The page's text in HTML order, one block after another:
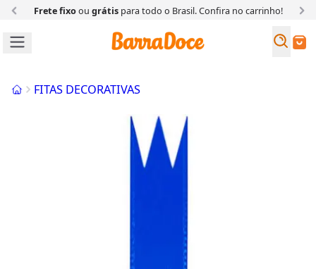
Frete fixoou grátispara todo o Brasil. Confira no carrinho!
Buscar
InícioFITAS DECORATIVAS